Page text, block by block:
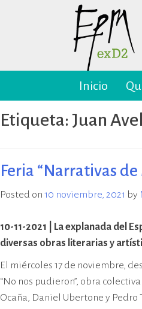
EPM ex-D2 Mendoza
El Espacio para la
Derechos Humanos
ex-D2) es un sitio
preservación y
promoción de los
humanos. Sus
pertenecieron al
Mendoza (D2) y
a la represión
y durante la última
Centro Clandestino
Tortura y Extermino
Inicio
Etiqueta: Juan
Feria “Narrativas
Posted on 10 noviembre, 2021 by
10-11-2021 | La explanada del
diversas obras literarias y
El miércoles 17 de noviembre,
“No nos pudieron”, obra
Ocaña, Daniel Ubertone y Pedro